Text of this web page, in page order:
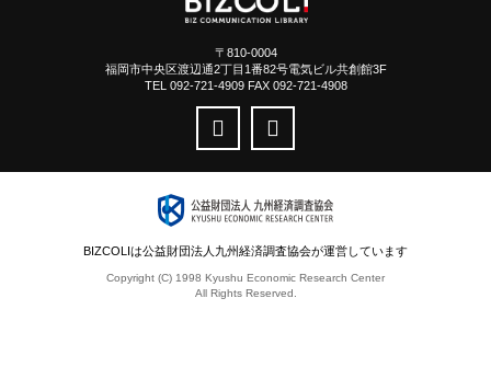
〒810-0004
福岡市中央区渡辺通2丁目1番82号電気ビル共創館3F
TEL 092-721-4909 FAX 092-721-4908
BIZCOLIは公益財団法人九州経済調査協会が運営しています
Copyright (C) 1998 Kyushu Economic Research Center
All Rights Reserved.